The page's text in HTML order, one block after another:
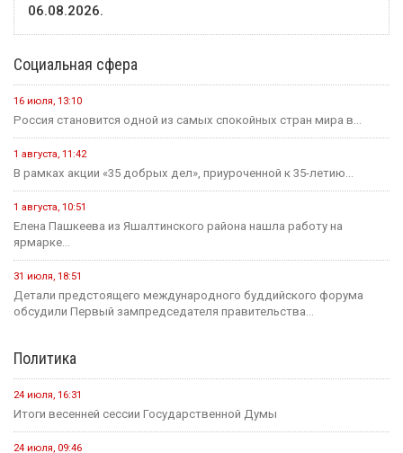
20 июля Событие
В Калмыкии задержали жителя ХМАО, находившегося в
20 июля Событие
Россиян будут оповещать о взятых кредитах на их имя в
течение 15 минут
20 июля Событие
Началось зрительское голосование конкурса «Теегин айс»
20 июля Событие
За сутки в Калмыкии произошло одно ДТП и восемь пожаров
Минсельхоз России ждет от властей Калмыкии адресный
план по борьбе с опустыниванием
На «Дне поля — 2026» в Барнауле обсудили борьбу с
24 июля Событие
легкового автомобиля